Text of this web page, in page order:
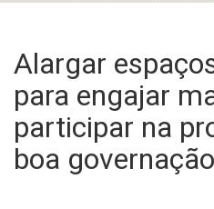
Alargar
para engajar
participar na
boa governação